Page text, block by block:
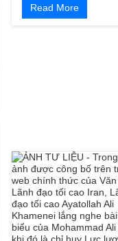
Read More